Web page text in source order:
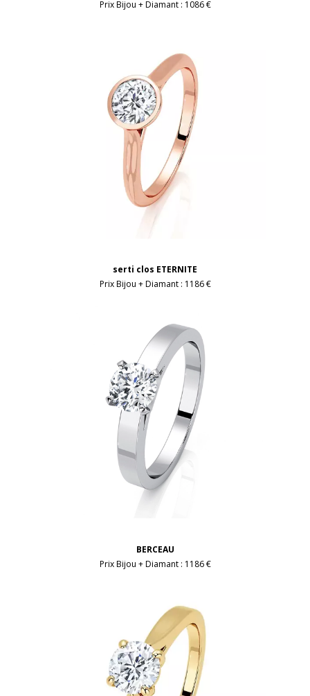
Prix Bijou + Diamant : 1086 €
serti clos ETERNITE
Prix Bijou + Diamant : 1186 €
BERCEAU
Prix Bijou + Diamant : 1186 €